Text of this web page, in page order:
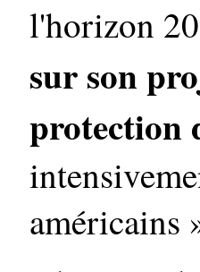
l'horizon
sur son
protection
américains